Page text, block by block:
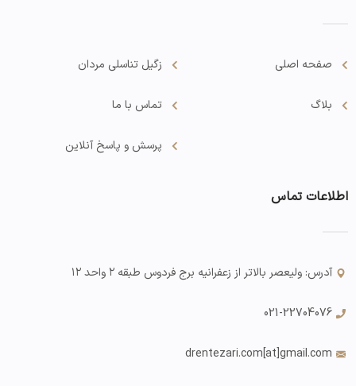
صفحه اصلی
بلاگ
زگیل تناسلی مردان
تماس با ما
پرسش و پاسخ آنلاین
اطلاعات تماس
آدرس: ولیعصر بالاتر از زعفرانیه برج فردوس طبقه ۲ واحد ۱۲
021-22704076
drentezari.com[at]gmail.com